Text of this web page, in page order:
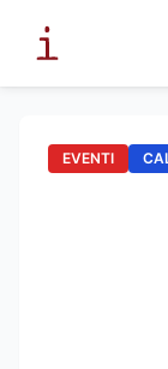
EVENTI